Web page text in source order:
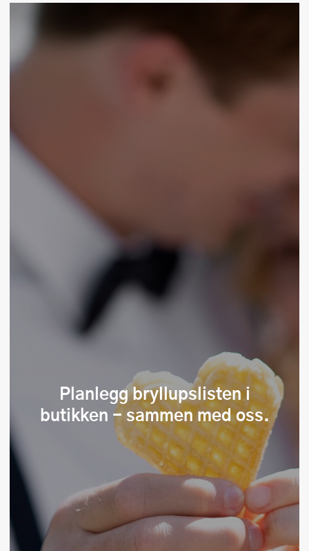
Planlegg bryllupslisten i
butikken - sammen med oss.